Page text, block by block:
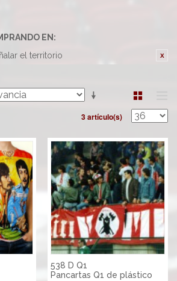
EN:
el territorio
3 artículo(s)
538 D Q1
Pancartas Q1 de plástico